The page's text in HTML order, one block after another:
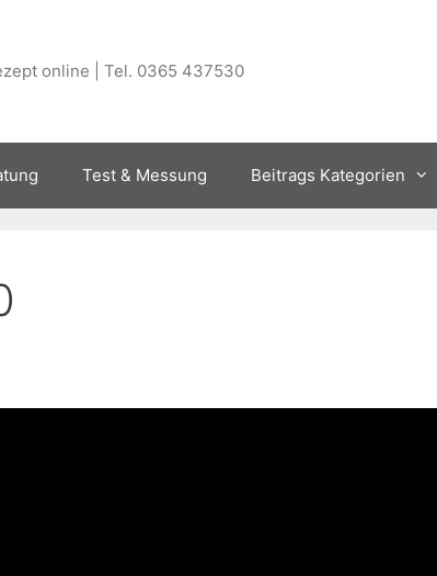
online | Tel. 0365 437530
Test & Messung Beitrags Kategorien